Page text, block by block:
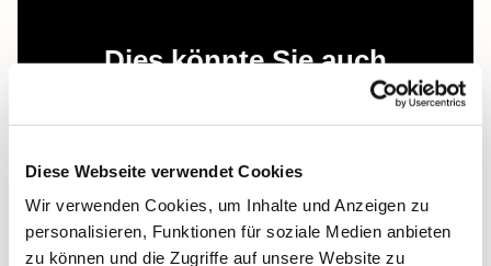
Diese Webseite verwendet Cookies
Wir verwenden Cookies, um Inhalte und Anzeigen zu
personalisieren, Funktionen für soziale Medien anbieten
zu können und die Zugriffe auf unsere Website zu
Dies könnte Sie auch